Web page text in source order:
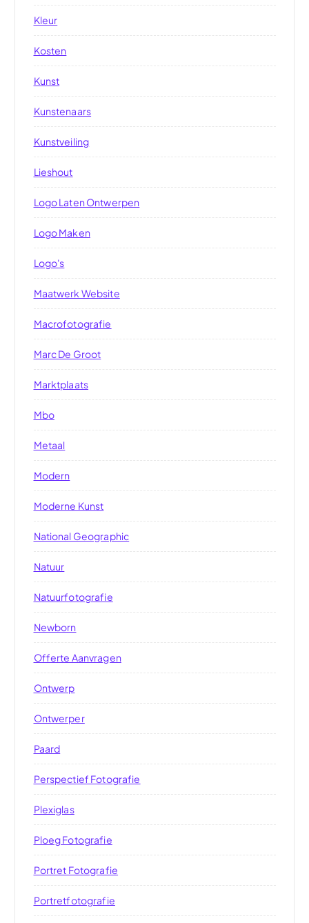
Kleur
Kosten
Kunst
Kunstenaars
Kunstveiling
Lieshout
Logo Laten Ontwerpen
Logo Maken
Logo's
Maatwerk Website
Macrofotografie
Marc De Groot
Marktplaats
Mbo
Metaal
Modern
Moderne Kunst
National Geographic
Natuur
Natuurfotografie
Newborn
Offerte Aanvragen
Ontwerp
Ontwerper
Paard
Perspectief Fotografie
Plexiglas
Ploeg Fotografie
Portret Fotografie
Portretfotografie